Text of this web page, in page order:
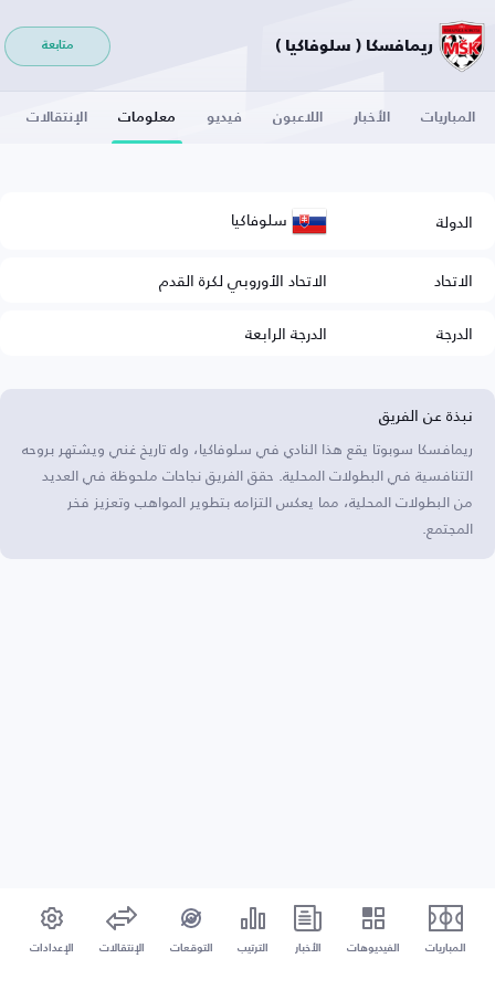
ريمافسكا ( سلوفاكيا ) متابعة
المباريات الأخبار اللاعبون فيديو معلومات الإنتقالات
الدولة سلوفاكيا
الاتحاد
الاتحاد الأوروبي لكرة القدم
الدرجة
الدرجة الرابعة
نبذة عن الفريق
ريمافسكا سوبوتا يقع هذا النادي في سلوفاكيا، وله تاريخ غني ويشتهر بروحه
التنافسية في البطولات المحلية. حقق الفريق نجاحات ملحوظة في العديد
من البطولات المحلية، مما يعكس التزامه بتطوير المواهب وتعزيز فخر
المجتمع.
المباريات الفيديوهات الأخبار الترتيب التوقعات الإنتقالات الإعدادات